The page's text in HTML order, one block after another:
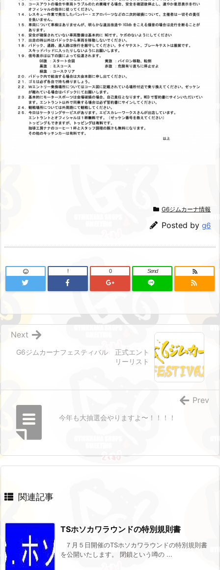
G6ジムカーナ情報
Posted by g6
! 0 Send
G6ジムカーナフェスティバル 正式エント
リーリスト
Next
今年も大抽選会やりますよ〜！！！！
Prev
関連記事
TSホソカワラウンドの特別規則書
７月５日開催のTSホソカワラウンドの特別規則書
を公開いたします。 閉鎖という噂の ...